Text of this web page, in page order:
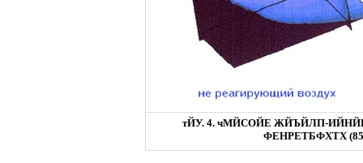
тЙУ. 4. чМЙСОЙЕ ЖЙЪЙЛП-
ФЕНРЕТБФХТХ